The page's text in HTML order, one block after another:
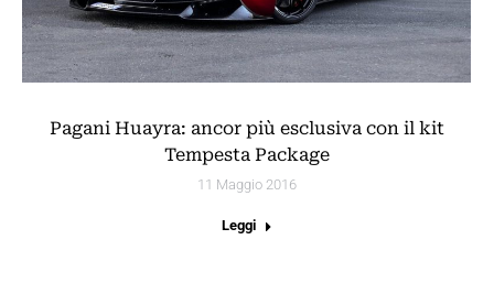
Pagani Huayra: ancor più esclusiva con il kit
Tempesta Package
11 Maggio 2016
Leggi